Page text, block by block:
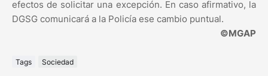
efectos de solicitar una excepción. En caso afirmativo, la
DGSG comunicará a la Policía ese cambio puntual.
©MGAP
Tags Sociedad